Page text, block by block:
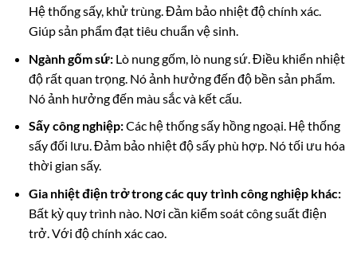
Hệ thống sấy, khử trùng. Đảm bảo nhiệt độ chính xác.
Giúp sản phẩm đạt tiêu chuẩn vệ sinh.
Ngành gốm sứ:Lò nung gốm, lò nung sứ. Điều khiển nhiệt
độ rất quan trọng. Nó ảnh hưởng đến độ bền sản phẩm.
Nó ảnh hưởng đến màu sắc và kết cấu.
Sấy công nghiệp:Các hệ thống sấy hồng ngoại. Hệ thống
sấy đối lưu. Đảm bảo nhiệt độ sấy phù hợp. Nó tối ưu hóa
thời gian sấy.
Gia nhiệt điện trở trong các quy trình công nghiệp khác:
Bất kỳ quy trình nào. Nơi cần kiểm soát công suất điện
trở. Với độ chính xác cao.